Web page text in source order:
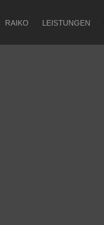
RAIKO LEISTUNGEN